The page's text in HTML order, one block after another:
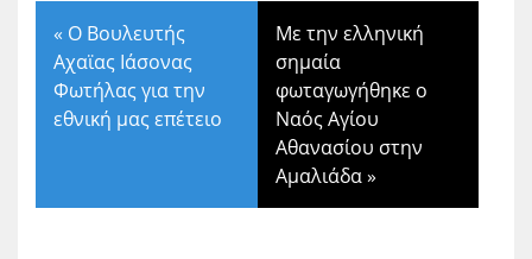
« Ο Βουλευτής
Αχαϊας Ιάσονας
Φωτήλας για την
εθνική μας επέτειο
Με την ελληνική
σημαία
φωταγωγήθηκε ο
Ναός Αγίου
Αθανασίου στην
Αμαλιάδα»